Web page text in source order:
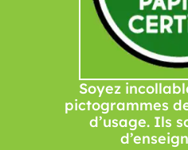
Soyez
pictogrammes
d’usage. Ils